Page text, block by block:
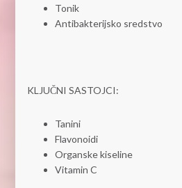
Tonik
Antibakterijsko sredstvo
KLJUČNI SASTOJCI:
Tanini
Flavonoidi
Organske kiseline
Vitamin C